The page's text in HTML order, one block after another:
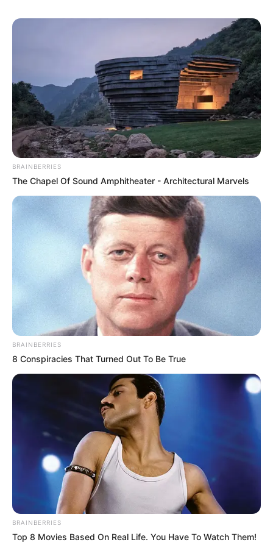
BRAINBERRIES
The Chapel Of Sound Amphitheater - Architectural Marvels
BRAINBERRIES
8 Conspiracies That Turned Out To Be True
BRAINBERRIES
Top 8 Movies Based On Real Life. You Have To Watch Them!